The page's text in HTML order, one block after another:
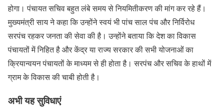
होगा। पंचायत सचिव बहुत लंबे समय से नियमितीकरण की मांग कर रहे हैं।
मुख्यमंत्री साय ने कहा कि उन्होंने स्वयं भी पांच साल पंच और निर्विरोध
सरपंच रहकर जनता की सेवा की है। उन्होंने बताया कि देश का विकास
पंचायतों में निहित है और केंद्र या राज्य सरकार की सभी योजनाओं का
क्रियान्वयन पंचायतों के माध्यम से ही होता है। सरपंच और सचिव के हाथों में
ग्राम के विकास की चाबी होती है।
अभी यह सुविधाएं